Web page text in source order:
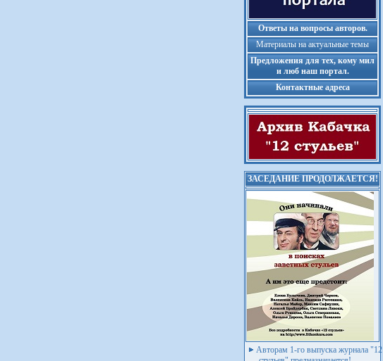
Ответы на вопросы авторов.
Материалы на актуальные темы
Предложения для тех, кому мил
и люб наш портал.
Контактные адреса
ЗАСЕДАНИЕ ПРОДОЛЖАЕТСЯ!
Авторам 1-го выпуска журнала "12